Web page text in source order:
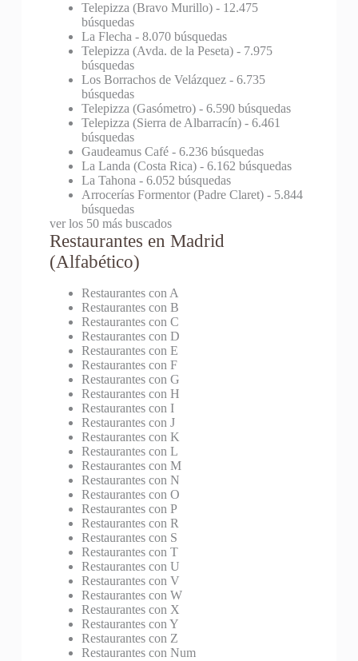
Telepizza (Bravo Murillo)- 12.475
búsquedas
La Flecha - 8.070 búsquedas
Telepizza (Avda. de la Peseta)- 7.975
búsquedas
Los Borrachos de Velázquez- 6.735
búsquedas
Telepizza (Gasómetro)- 6.590 búsquedas
Telepizza (Sierra de Albarracín)- 6.461
búsquedas
Gaudeamus Café- 6.236 búsquedas
La Landa (Costa Rica)- 6.162 búsquedas
La Tahona - 6.052 búsquedas
Arrocerías Formentor (Padre Claret)- 5.844
búsquedas
ver los 50 más buscados
Restaurantes en Madrid
(Alfabético)
Restaurantes con A
Restaurantes con B
Restaurantes con C
Restaurantes con D
Restaurantes con E
Restaurantes con F
Restaurantes con G
Restaurantes con H
Restaurantes con I
Restaurantes con J
Restaurantes con K
Restaurantes con L
Restaurantes con M
Restaurantes con N
Restaurantes con O
Restaurantes con P
Restaurantes con R
Restaurantes con S
Restaurantes con T
Restaurantes con U
Restaurantes con V
Restaurantes con W
Restaurantes con X
Restaurantes con Y
Restaurantes con Z
Restaurantes con Num